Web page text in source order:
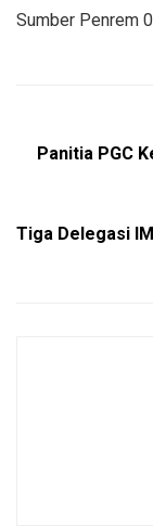
Sumber Penrem
Panitia PGC
Tiga Delegasi